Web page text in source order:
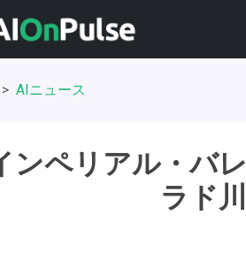
AIニュース
ンペリアル・バ
ラド